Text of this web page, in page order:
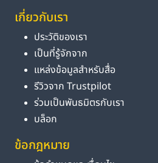
เกี่ยวกับเรา
ประวัติของเรา
เป็นที่รู้จักจาก
แหล่งข้อมูลสำหรับสื่อ
รีวิวจาก Trustpilot
ร่วมเป็นพันธมิตรกับเรา
บล็อก
ข้อกฎหมาย